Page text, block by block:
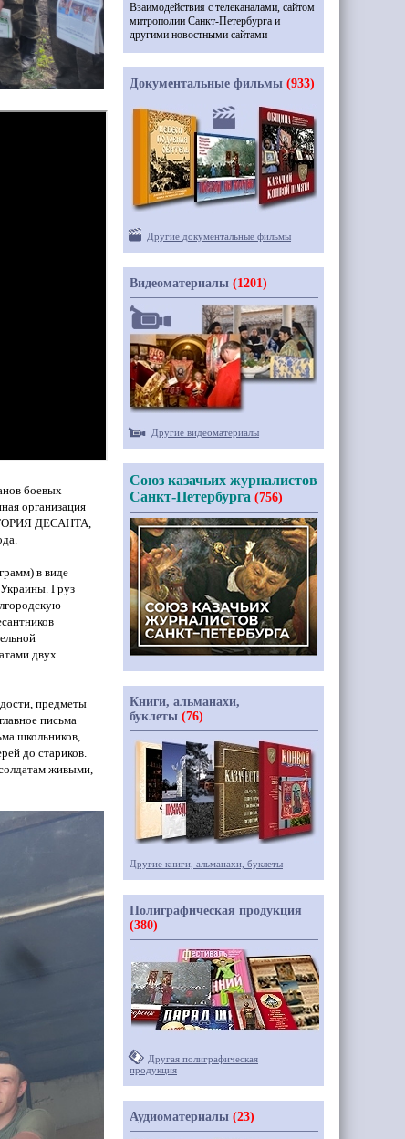
боевых
организация
ДЕСАНТА,
в виде
Груз
двух
предметы
письма
школьников,
до стариков.
живыми,
Взаимодействия с телеканалами, сайтом
митрополии Санкт-Петербурга и
другими новостными сайтами
Документальные фильмы (933)
Другие документальные фильмы
Видеоматериалы (1201)
Другие видеоматериалы
Союз казачьих журналистов
Санкт-Петербурга (756)
Книги, альманахи,
буклеты (76)
Другие книги, альманахи, буклеты
Полиграфическая продукция
(380)
Другая полиграфическая
продукция
Аудиоматериалы (23)